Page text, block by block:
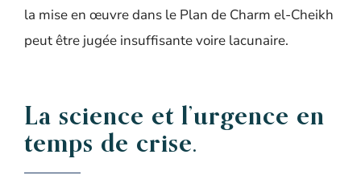
la mise en œuvre dans le Plan de Charm el-Cheikh
peut être jugée insuffisante voire lacunaire.
La science et l’urgence en
temps de crise.